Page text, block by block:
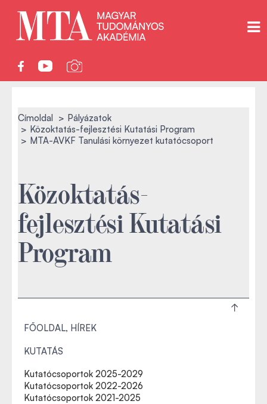
Címoldal
Pályázatok
Közoktatás-fejlesztési Kutatási Program
MTA-AVKF Tanulási környezet kutatócsoport
Közoktatás-
fejlesztési Kutatási
Program
FŐOLDAL, HÍREK
KUTATÁS
Kutatócsoportok 2025-2029
Kutatócsoportok 2022-2026
Kutatócsoportok 2021-2025